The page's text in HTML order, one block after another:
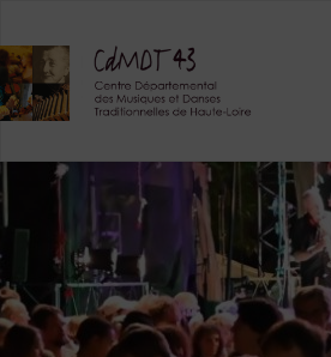
content